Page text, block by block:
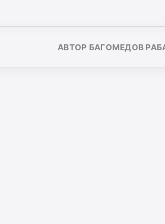
АВТОР БАГОМЕДОВ